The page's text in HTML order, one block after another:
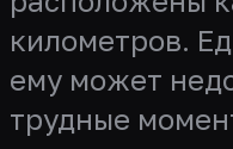
километров.
ему может
трудные